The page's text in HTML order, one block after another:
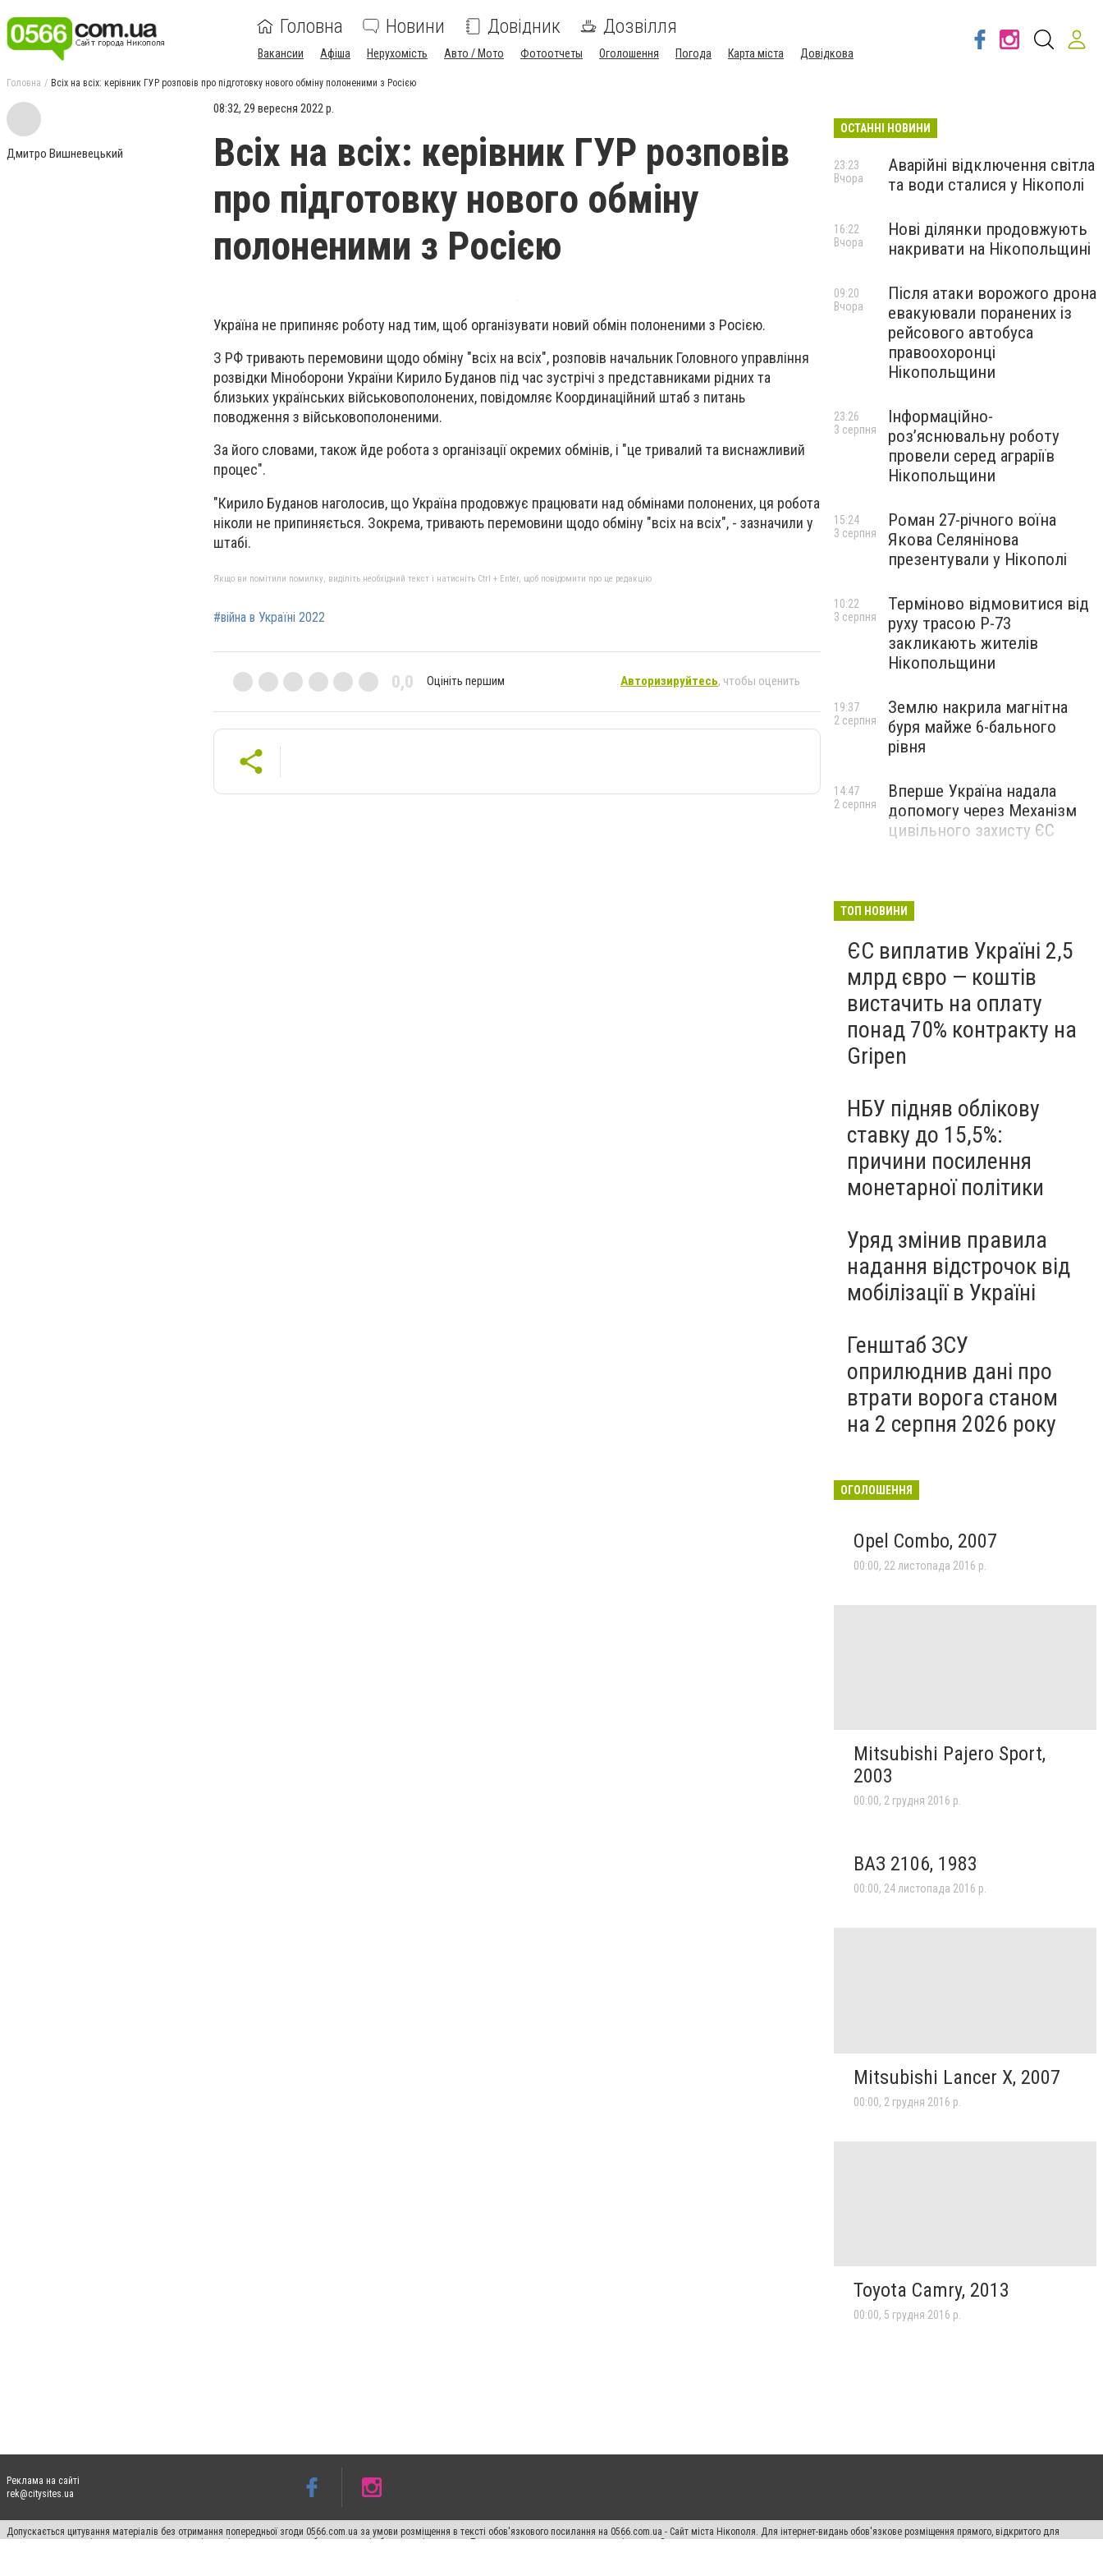
Головна Новини Довідник Дозвілля
Вакансии Афіша Нерухомість Авто / Мото Фотоотчеты Оголошення Погода Карта міста Довідкова
Головна Всіх на всіх: керівник ГУР розповів про підготовку нового обміну полоненими з Росією
Дмитро Вишневецький
08:32, 29 вересня 2022 р.
Всіх на всіх: керівник ГУР розповів
про підготовку нового обміну
полоненими з Росією
Україна не припиняє роботу над тим, щоб організувати новий обмін полоненими з Росією.
З РФ тривають перемовини щодо обміну "всіх на всіх", розповів начальник Головного управління
розвідки Міноборони України Кирило Буданов під час зустрічі з представниками рідних та
близьких українських військовополонених, повідомляє Координаційний штаб з питань
поводження з військовополоненими.
За його словами, також йде робота з організації окремих обмінів, і "це тривалий та виснажливий
процес".
"Кирило Буданов наголосив, що Україна продовжує працювати над обмінами полонених, ця робота
ніколи не припиняється. Зокрема, тривають перемовини щодо обміну "всіх на всіх", - зазначили у
штабі.
Якщо ви помітили помилку, виділіть необхідний текст і натисніть Ctrl + Enter, щоб повідомити про це редакцію
#війна в Україні 2022
0,0 Оцініть першим Авторизируйтесь, чтобы оценить
ОСТАННІ НОВИНИ
Аварійні відключення світла
та води сталися у Нікополі
23:23
Вчора
Нові ділянки продовжують
накривати на Нікопольщині
16:22
Вчора
Після атаки ворожого дрона
евакуювали поранених із
рейсового автобуса
правоохоронці
Нікопольщини
09:20
Вчора
Інформаційно-
роз’яснювальну роботу
провели серед аграріїв
Нікопольщини
23:26
3 серпня
Роман 27-річного воїна
Якова Селянінова
презентували у Нікополі
15:24
3 серпня
Терміново відмовитися від
руху трасою Р-73
закликають жителів
Нікопольщини
10:22
3 серпня
Землю накрила магнітна
буря майже 6-бального
рівня
19:37
2 серпня
Вперше Україна надала
допомогу через Механізм
цивільного захисту ЄС
14:47
2 серпня
ТОП НОВИНИ
ЄС виплатив Україні 2,5
млрд євро — коштів
вистачить на оплату
понад 70% контракту на
Gripen
НБУ підняв облікову
ставку до 15,5%:
причини посилення
монетарної політики
Уряд змінив правила
надання відстрочок від
мобілізації в Україні
Генштаб ЗСУ
оприлюднив дані про
втрати ворога станом
на 2 серпня 2026 року
ОГОЛОШЕННЯ
Opel Combo, 2007
00:00, 22 листопада 2016 р.
Mitsubishi Pajero Sport,
2003
00:00, 2 грудня 2016 р.
ВАЗ 2106, 1983
00:00, 24 листопада 2016 р.
Mitsubishi Lancer X, 2007
00:00, 2 грудня 2016 р.
Toyota Camry, 2013
00:00, 5 грудня 2016 р.
Реклама на сайті
rek@citysites.ua
Допускається цитування матеріалів без отримання попередньої згоди 0566.com.ua за умови розміщення в тексті обов'язкового посилання на 0566.com.ua - Сайт міста Нікополя. Для інтернет-видань обов'язкове розміщення прямого, відкритого для
пошукових систем гіперпосилання на цитовані статті не нижче другого абзацу в тексті або в якості джерела. Порушення виняткових прав переслідується Законом.